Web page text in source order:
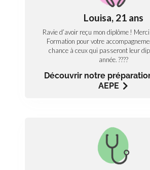
Louisa, 21 ans
Ravie d’avoir reçu mon diplôme !
Formation pour votre
chance à ceux qui passeront leur
année. ????
Découvrir notre
AEPE
Ravie d’avoir reçu mon diplôme !
Formation pour votre
année. ????
Découvrez notre préparation au
Paramédical
L’avis de Sabrina, formation de
médicale